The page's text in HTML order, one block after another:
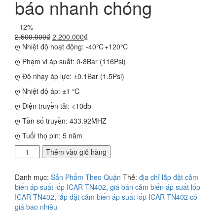
báo nhanh chóng
- 12%
2.500.000₫ Giá
gốc
2.500.000₫.
2.200.000₫Giá
hiện
là:
2.200.000₫.
ღ Nhiệt độ hoạt động: -40℃+120℃
ღ Phạm vi áp suất: 0-8Bar (116Psi)
ღ Độ nhạy áp lực: ±0.1Bar (1.5Psi)
ღ Nhiệt độ áp: ±1 ℃
ღ Điện truyền tải: <10db
ღ Tần số truyền: 433.92MHZ
ღ Tuổi thọ pin: 5 năm
chỉ
đặt
cảm
biến
áp
Thêm vào giỏ hàng
Danh mục: Sản Phẩm Theo Quận Thẻ: địa chỉ lắp đặt cảm
biến áp suất lốp ICAR TN402, giá bán cảm biến áp suất lốp
ICAR TN402, lắp đặt cảm biến áp suất lốp ICAR TN402 có
giá bao nhiêu